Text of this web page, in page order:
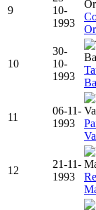
9
10-
1993
10
30-
10-
1993
11
06-11-
1993
12
21-11-
1993